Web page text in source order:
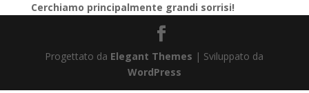
Cerchiamo principalmente grandi sorrisi!
Progettato da Elegant Themes | Sviluppato da
WordPress